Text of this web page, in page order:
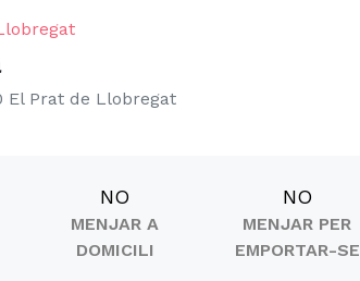
El Prat de Llobregat
NO
MENJAR A
DOMICILI
NO
MENJAR PER
EMPORTAR-SE